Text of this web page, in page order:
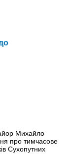
Михайло
про тимчасове
Сухопутних